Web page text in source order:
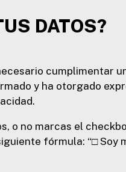
DATOS?
cumplimentar
y ha otorgado
o no marcas el
fórmula: “□ Soy